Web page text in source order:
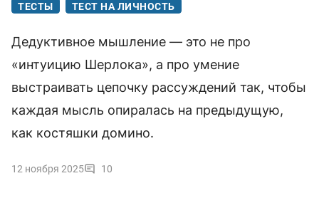
ТЕСТЫ ТЕСТ НА ЛИЧНОСТЬ
Дедуктивное мышление — это не про
«интуицию Шерлока», а про умение
выстраивать цепочку рассуждений так, чтобы
каждая мысль опиралась на предыдущую,
как костяшки домино.
12 ноября 2025 10